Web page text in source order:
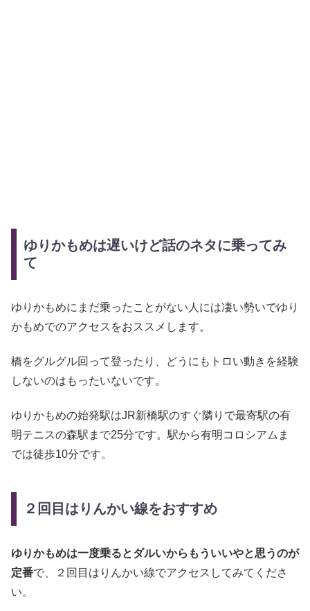
ゆりかもめは遅いけど話のネタに乗ってみ
て
ゆりかもめにまだ乗ったことがない人には凄い勢いでゆり
かもめでのアクセスをおススメします。
橋をグルグル回って登ったり、どうにもトロい動きを経験
しないのはもったいないです。
ゆりかもめの始発駅はJR新橋駅のすぐ隣りで最寄駅の有
明テニスの森駅まで25分です。駅から有明コロシアムま
では徒歩10分です。
２回目はりんかい線をおすすめ
ゆりかもめは一度乗るとダルいからもういいやと思うのが
定番で、２回目はりんかい線でアクセスしてみてくださ
い。